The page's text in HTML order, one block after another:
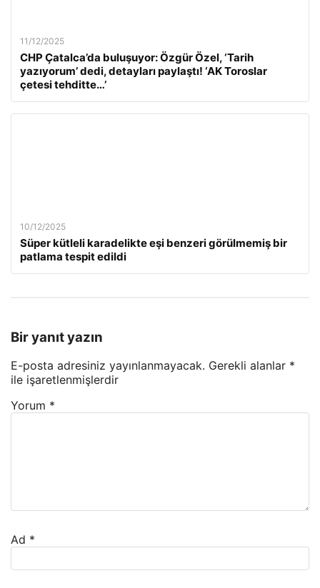
11/12/2025
CHP Çatalca’da buluşuyor: Özgür Özel, ‘Tarih
yazıyorum’ dedi, detayları paylaştı! ‘AK Toroslar
çetesi tehditte…’
10/12/2025
Süper kütleli karadelikte eşi benzeri görülmemiş bir
patlama tespit edildi
Bir yanıt yazın
E-posta adresiniz yayınlanmayacak. Gerekli alanlar *
ile işaretlenmişlerdir
Yorum *
Ad *